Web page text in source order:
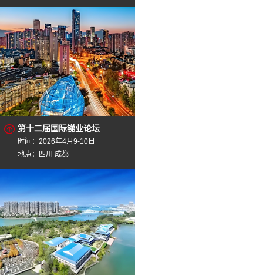
第十二届国际锑业论坛
时间：2026年4月9-10日
地点：四川 成都